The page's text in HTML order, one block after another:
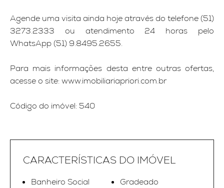
Agende uma visita ainda hoje através do telefone (51)
3273.2333 ou atendimento 24 horas pelo
WhatsApp (51) 9.8495.2655.
Para mais informações desta entre outras ofertas,
acesse o site: www.imobiliariapriori.com.br
Código do imóvel: 540
CARACTERÍSTICAS DO IMÓVEL
Banheiro Social
Gradeado